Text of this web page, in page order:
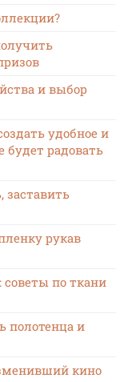
и выбор
удобное и
будет радовать
рукав
советы по ткани
полотенца и
кино